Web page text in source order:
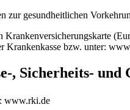
zur gesundheitlichen
Krankenversicherungskarte
Krankenkasse bzw. unter:
, Sicherheits- und
www.rki.de